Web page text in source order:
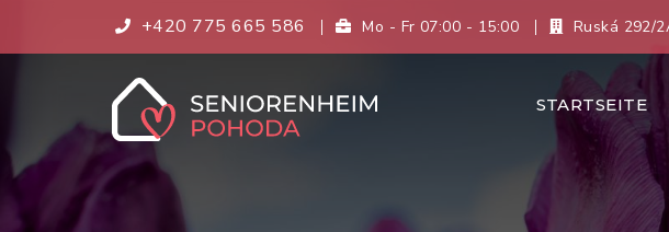
+420 775 665 586 Mo - Fr 07:00 - 15:00 Ruská 292/
STARTSEITE